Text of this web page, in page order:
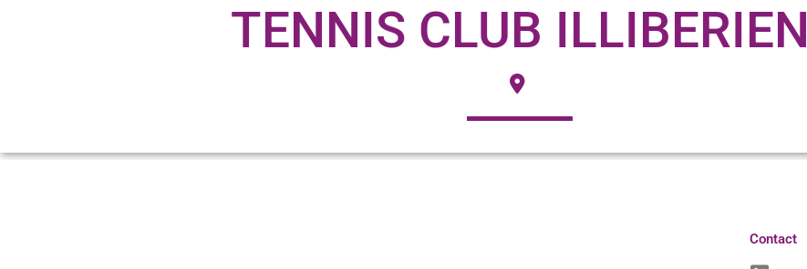
TENNIS CLUB ILLIBERIEN
Contact